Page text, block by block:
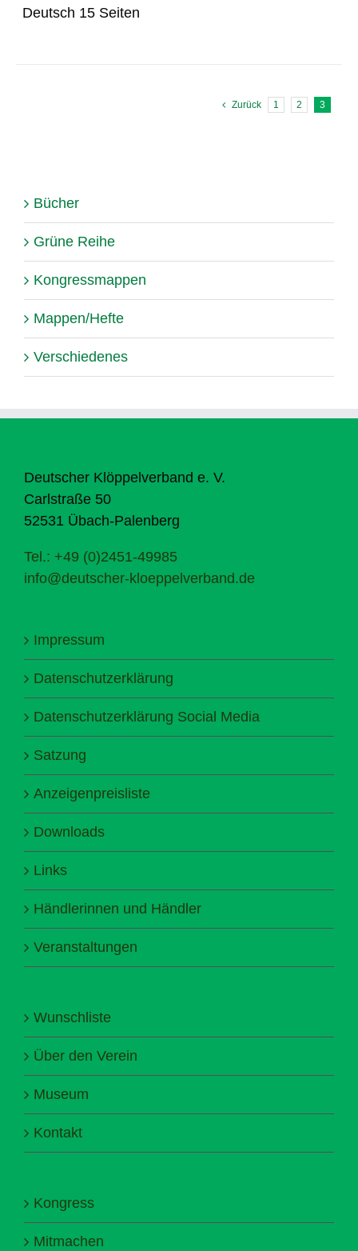
Deutsch 15 Seiten
Zurück 1 2 3
Bücher
Grüne Reihe
Kongressmappen
Mappen/Hefte
Verschiedenes
Deutscher Klöppelverband e. V.
Carlstraße 50
52531 Übach-Palenberg
Tel.: +49 (0)2451-49985
info@deutscher-kloeppelverband.de
Impressum
Datenschutzerklärung
Datenschutzerklärung Social Media
Satzung
Anzeigenpreisliste
Downloads
Links
Händlerinnen und Händler
Veranstaltungen
Wunschliste
Über den Verein
Museum
Kontakt
Kongress
Mitmachen